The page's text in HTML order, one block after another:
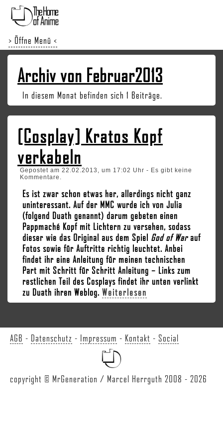
> Öffne Menü <
Archiv von Februar2013
In diesem Monat befinden sich 1 Beiträge.
[Cosplay] Kratos Kopf
verkabeln
Gepostet am 22.02.2013, um 17:02 Uhr - Es gibt keine
Kommentare.
Es ist zwar schon etwas her, allerdings nicht ganz
uninteressant. Auf der MMC wurde ich von Julia
(folgend Duath genannt) darum gebeten einen
Pappmaché Kopf mit Lichtern zu versehen, sodass
dieser wie das Original aus dem Spiel God of Warauf
Fotos sowie für Auftritte richtig leuchtet. Anbei
findet ihr eine Anleitung für meinen technischen
Part mit Schritt für Schritt Anleitung – Links zum
restlichen Teil des Cosplays findet ihr unten verlinkt
zu Duath ihren Weblog. Weiterlesen
AGB - Datenschutz - Impressum - Kontakt - Social
copyright © MrGeneration / Marcel Herrguth 2008 - 2026